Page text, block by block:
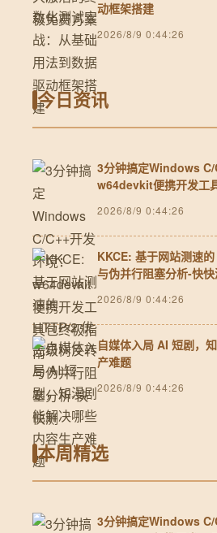
动框架搭建
2026/8/9 0:44:26
今日资讯
3分钟搞定Windows C/
w64devkit便携开发工
2026/8/9 0:44:26
KKCE: 基于网站测速
与伪并行阻塞分析-快
2026/8/9 0:44:26
自媒体入局 AI 短剧，
产难题
2026/8/9 0:44:26
本周精选
3分钟搞定Windows C/